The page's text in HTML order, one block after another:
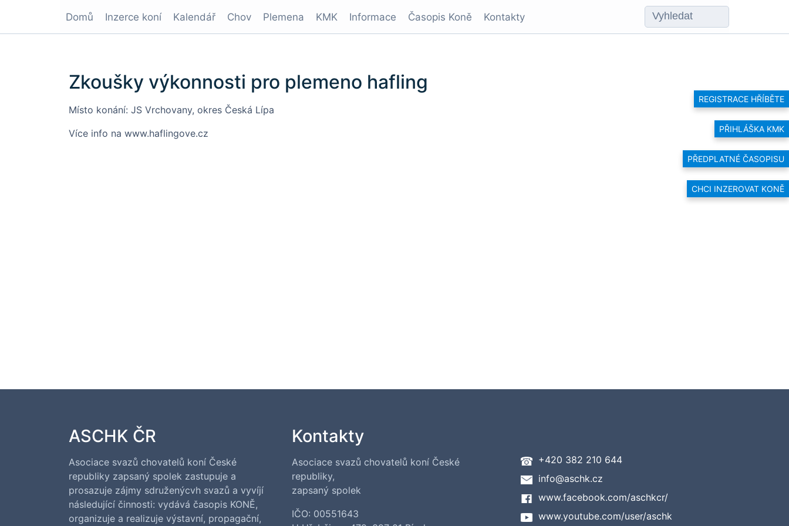
REGISTRACE HŘÍBĚTE
PŘIHLÁŠKA KMK
PŘEDPLATNÉ ČASOPISU
CHCI INZEROVAT KONĚ
Domů Inzerce koní Kalendář Chov Plemena KMK Informace Časopis Koně Kontakty
Zkoušky výkonnosti pro plemeno hafling
Místo konání: JS Vrchovany, okres Česká Lípa
Více info na www.haflingove.cz
ASCHK ČR
Asociace svazů chovatelů koní České
republiky zapsaný spolek zastupuje a
prosazuje zájmy sdruženýcvh svazů a vyvíjí
následující činnosti: vydává časopis KONĚ,
organizuje a realizuje výstavní, propagační,
Kontakty
Asociace svazů chovatelů koní České
republiky,
zapsaný spolek
IČO: 00551643
+420 382 210 644
info@aschk.cz
www.facebook.com/aschkcr/
www.youtube.com/user/aschk